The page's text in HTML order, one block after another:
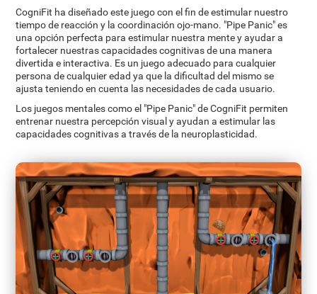
CogniFit ha diseñado este juego con el fin de estimular nuestro
tiempo de reacción y la coordinación ojo-mano. "Pipe Panic" es
una opción perfecta para estimular nuestra mente y ayudar a
fortalecer nuestras capacidades cognitivas de una manera
divertida e interactiva. Es un juego adecuado para cualquier
persona de cualquier edad ya que la dificultad del mismo se
ajusta teniendo en cuenta las necesidades de cada usuario.
Los juegos mentales como el "Pipe Panic" de CogniFit permiten
entrenar nuestra percepción visual y ayudan a estimular las
capacidades cognitivas a través de la neuroplasticidad.